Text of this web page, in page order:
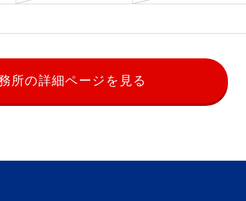
所の詳細ページを見る